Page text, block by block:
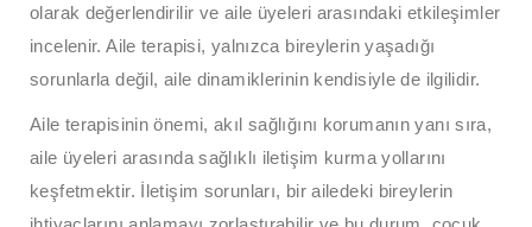
olarak değerlendirilir ve aile üyeleri arasındaki etkileşimler
incelenir. Aile terapisi, yalnızca bireylerin yaşadığı
sorunlarla değil, aile dinamiklerinin kendisiyle de ilgilidir.
Aile terapisinin önemi, akıl sağlığını korumanın yanı sıra,
aile üyeleri arasında sağlıklı iletişim kurma yollarını
keşfetmektir. İletişim sorunları, bir ailedeki bireylerin